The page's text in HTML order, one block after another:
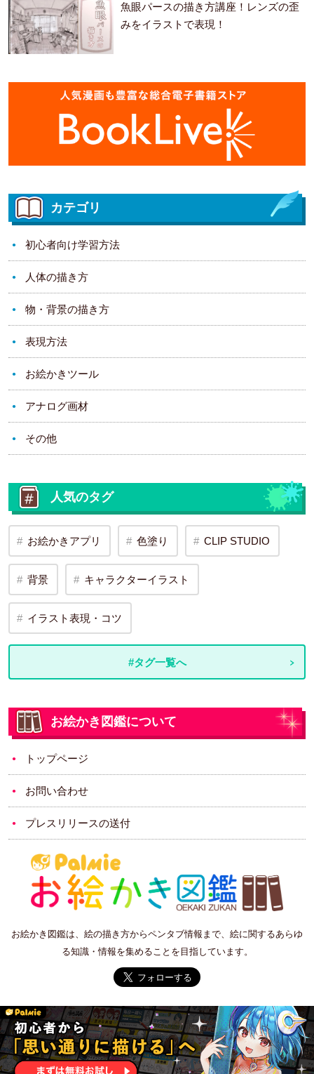
魚眼パースの描き方講座！レンズの歪
みをイラストで表現！
カテゴリ
初心者向け学習方法
人体の描き方
物・背景の描き方
表現方法
お絵かきツール
アナログ画材
その他
人気のタグ
お絵かきアプリ 色塗り CLIP STUDIO
背景 キャラクターイラスト
イラスト表現・コツ
#タグ一覧へ
お絵かき図鑑について
トップページ
お問い合わせ
プレスリリースの送付
お絵かき図鑑は、絵の描き方からペンタブ情報まで、絵に関するあらゆ
る知識・情報を集めることを目指しています。